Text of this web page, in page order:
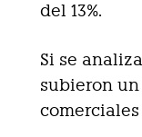
del 13%.
Si se
subieron un
comerciales